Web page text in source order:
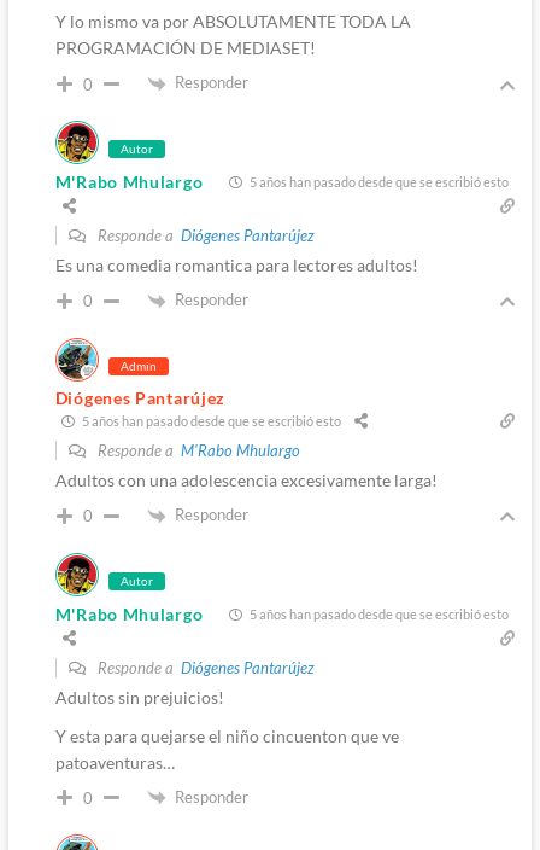
Y lo mismo va por ABSOLUTAMENTE TODA LA
PROGRAMACIÓN DE MEDIASET!
0 Responder
Autor
M'Rabo Mhulargo 5 años han pasado desde que se escribió esto
Responde a Diógenes Pantarújez
Es una comedia romantica para lectores adultos!
0 Responder
Admin
Diógenes Pantarújez
5 años han pasado desde que se escribió esto
Responde a M'Rabo Mhulargo
Adultos con una adolescencia excesivamente larga!
0 Responder
Autor
M'Rabo Mhulargo 5 años han pasado desde que se escribió esto
Responde a Diógenes Pantarújez
Adultos sin prejuicios!
Y esta para quejarse el niño cincuenton que ve
patoaventuras…
0 Responder